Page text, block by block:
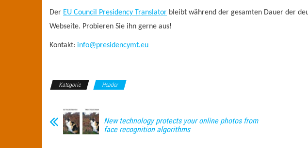
Der EU Council Presidency Translator bleibt während der gesamten Dauer der
Webseite. Probieren Sie ihn gerne aus!
Kontakt: info@presidencymt.eu
Kategorie Header
New technology protects your online photos from
face recognition algorithms